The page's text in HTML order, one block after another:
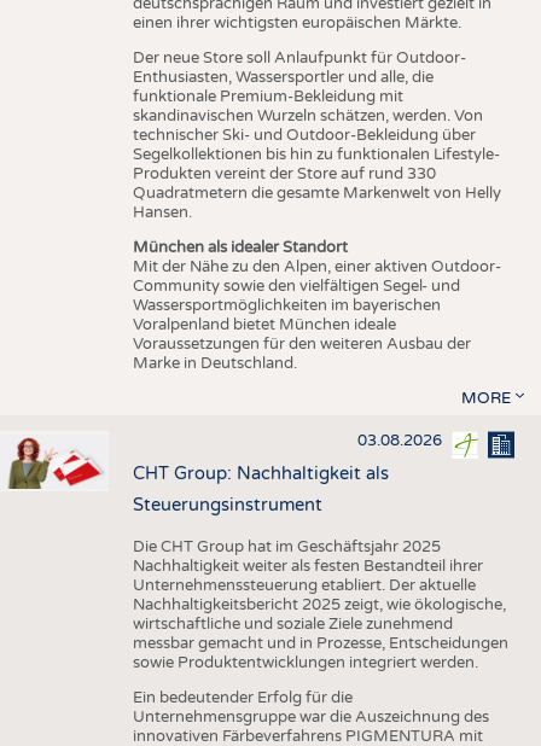
einen ihrer wichtigsten europäischen Märkte.
Der neue Store soll Anlaufpunkt für Outdoor-
Enthusiasten, Wassersportler und alle, die
funktionale Premium-Bekleidung mit
skandinavischen Wurzeln schätzen, werden. Von
technischer Ski- und Outdoor-Bekleidung über
Segelkollektionen bis hin zu funktionalen Lifestyle-
Produkten vereint der Store auf rund 330
Quadratmetern die gesamte Markenwelt von Helly
Hansen.
München als idealer Standort
Mit der Nähe zu den Alpen, einer aktiven Outdoor-
Community sowie den vielfältigen Segel- und
Wassersportmöglichkeiten im bayerischen
Voralpenland bietet München ideale
Voraussetzungen für den weiteren Ausbau der
Marke in Deutschland.
MORE
03.08.2026
CHT Group: Nachhaltigkeit als
Steuerungsinstrument
Die CHT Group hat im Geschäftsjahr 2025
Nachhaltigkeit weiter als festen Bestandteil ihrer
Unternehmenssteuerung etabliert. Der aktuelle
Nachhaltigkeitsbericht 2025 zeigt, wie ökologische,
wirtschaftliche und soziale Ziele zunehmend
messbar gemacht und in Prozesse, Entscheidungen
sowie Produktentwicklungen integriert werden.
Ein bedeutender Erfolg für die
Unternehmensgruppe war die Auszeichnung des
innovativen Färbeverfahrens PIGMENTURA mit